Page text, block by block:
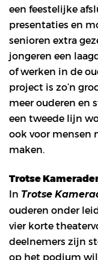
een feestelijke
presentaties en
senioren extra
jongeren een
of werken in de
project is zo’n
meer ouderen en
een tweede lijn
ook voor mensen
maken.
Trotse
In Trotse
ouderen onder
vier korte
deelnemers zijn
op het podium